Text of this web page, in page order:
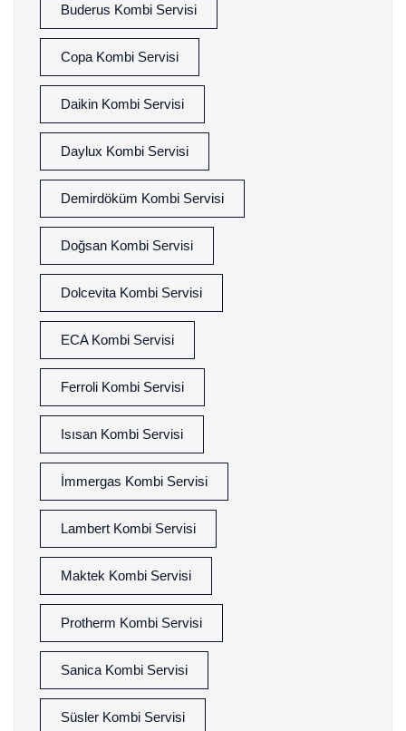
Buderus Kombi Servisi
Copa Kombi Servisi
Daikin Kombi Servisi
Daylux Kombi Servisi
Demirdöküm Kombi Servisi
Doğsan Kombi Servisi
Dolcevita Kombi Servisi
ECA Kombi Servisi
Ferroli Kombi Servisi
Isısan Kombi Servisi
İmmergas Kombi Servisi
Lambert Kombi Servisi
Maktek Kombi Servisi
Protherm Kombi Servisi
Sanica Kombi Servisi
Süsler Kombi Servisi